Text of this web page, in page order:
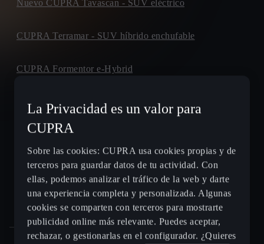
Nuevo CUPRA Tavascan - SUV eléctrico
CUPRA Terramar - SUV híbrido enchufable
CUPRA Formentor e-Hybrid
CUPRA León e-HYBRID
CUPRA León Sportstourer
CUPRA Ateca - SUV compacto
Gama CUPRA e-HYBRID - coches híbridos enchufables
La Privacidad es un valor para
CUPRA
Sobre las cookies: CUPRA usa cookies propias y de
terceros para guardar datos de tu actividad. Con
ellas, podemos analizar el tráfico de la web y darte
una experiencia completa y personalizada. Algunas
cookies se comparten con terceros para mostrarte
publicidad online más relevante. Puedes aceptar,
rechazar, o gestionarlas en el configurador. ¿Quieres